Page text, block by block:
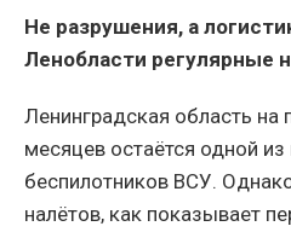
Не разрушения, а
Ленобласти регулярные
Ленинградская область на
месяцев остаётся одной
беспилотников ВСУ.
налётов, как показывает